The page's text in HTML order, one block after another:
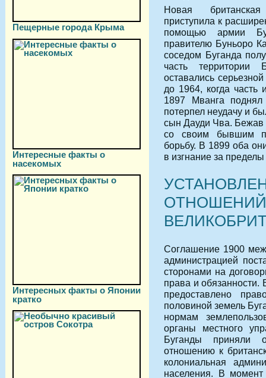
Пещерные города Крыма
Интересные факты о
насекомых
Интересных факты о Японии
кратко
Новая британская
приступила к
помощью армии
правителю Буньоро
соседом Буганда
часть территории
оставались
до 1964, когда
1897 Мванга поднял
потерпел неудачу и
сын Дауди Чва. Бежав
со своим бывшим
борьбу. В 1899 оба
в изгнание за
Соглашение 1900
администрацией
сторонами на
права и
предоставлено
половиной земель
нормам
органы местного
Буганды приняли
отношению к
колониальная
населения. В момент